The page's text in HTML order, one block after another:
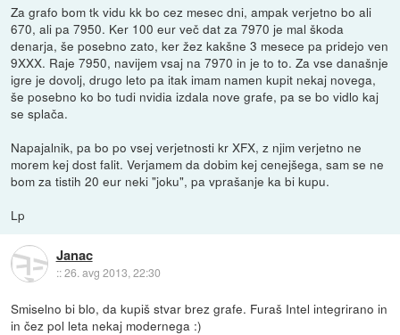
Za grafo bom tk vidu kk bo cez mesec dni, ampak verjetno bo ali
670, ali pa 7950. Ker 100 eur več dat za 7970 je mal škoda
denarja, še posebno zato, ker žez kakšne 3 mesece pa pridejo ven
9XXX. Raje 7950, navijem vsaj na 7970 in je to to. Za vse današnje
igre je dovolj, drugo leto pa itak imam namen kupit nekaj novega,
še posebno ko bo tudi nvidia izdala nove grafe, pa se bo vidlo kaj
se splača.
Napajalnik, pa bo po vsej verjetnosti kr XFX, z njim verjetno ne
morem kej dost falit. Verjamem da dobim kej cenejšega, sam se ne
bom za tistih 20 eur neki "joku", pa vprašanje ka bi kupu.
Lp
Janac
::26. avg 2013, 22:30
Smiselno bi blo, da kupiš stvar brez grafe. Furaš Intel integrirano in
in čez pol leta nekaj modernega :)